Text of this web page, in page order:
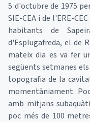
5 d'octubre de 1975
SIE-CEA i de l'ERE-
habitants de
d'Esplugafreda, el de
mateix dia es va fer
següents setmanes
topografia de la
momentàniament.
amb mitjans
poc més de 100